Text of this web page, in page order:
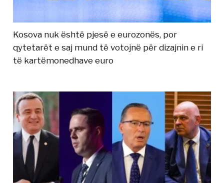
Kosova nuk është pjesë e eurozonës, por
qytetarët e saj mund të votojnë për dizajnin e ri
të kartëmonedhave euro